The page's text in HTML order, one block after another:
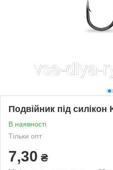
Подвійник під силікон
В наявності
Тільки опт
7,30 ₴